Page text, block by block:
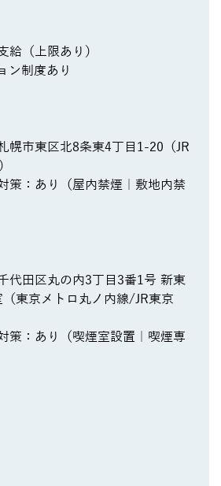
給（上限あり）
ン制度あり
市東区北8条東4丁目1-20（JR
策：あり（屋内禁煙｜敷地内禁
田区丸の内3丁目3番1号 新東
東京メトロ丸ノ内線/JR東京
策：あり（喫煙室設置｜喫煙専